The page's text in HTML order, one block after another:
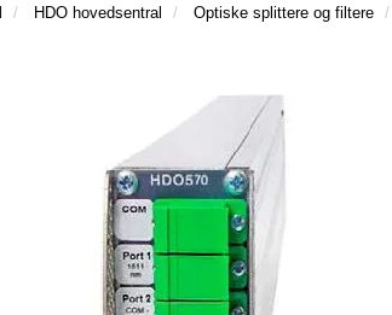
HDO hovedsentral Optiske splittere og filtere